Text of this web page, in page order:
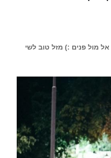
אל מול פנים :) מזל טוב לשי